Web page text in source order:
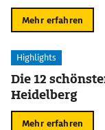
Mehr erfahren
Highlights
Die 12
Heidelberg
Mehr erfahren